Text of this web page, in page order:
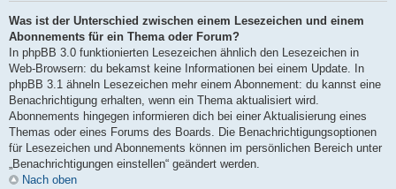
Was ist der Unterschied zwischen einem Lesezeichen und einem
Abonnements für ein Thema oder Forum?
In phpBB 3.0 funktionierten Lesezeichen ähnlich den Lesezeichen in
Web-Browsern: du bekamst keine Informationen bei einem Update. In
phpBB 3.1 ähneln Lesezeichen mehr einem Abonnement: du kannst eine
Benachrichtigung erhalten, wenn ein Thema aktualisiert wird.
Abonnements hingegen informieren dich bei einer Aktualisierung eines
Themas oder eines Forums des Boards. Die Benachrichtigungsoptionen
für Lesezeichen und Abonnements können im persönlichen Bereich unter
„Benachrichtigungen einstellen“ geändert werden.
Nach oben